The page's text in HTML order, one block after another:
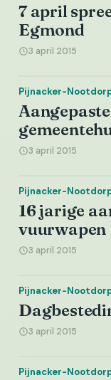
7 april
Egmond
3 april 2015
Pijnacker-
3 april 2015
Pijnacker-
16 jarige
vuurwapen
3 april 2015
Pijnacker-
3 april 2015
Pijnacker-